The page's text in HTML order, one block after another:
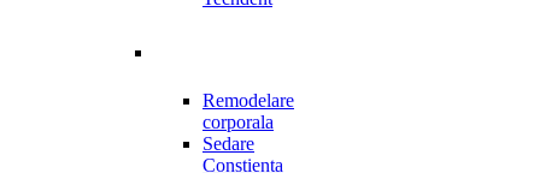
Remodelare
corporala
Sedare
Constienta